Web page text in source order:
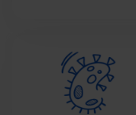
kobiet to kolejna
informacje o
chorobach